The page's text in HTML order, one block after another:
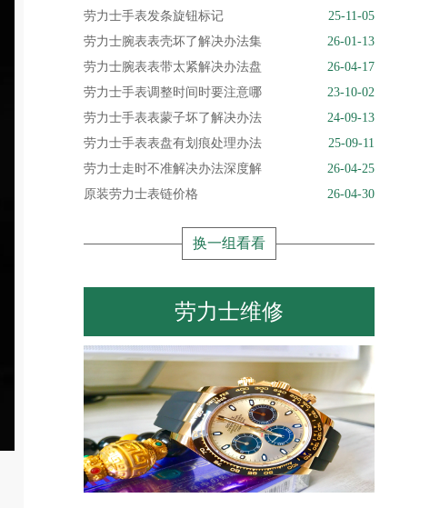
劳力士手表发条旋钮标记
25-11-05
劳力士腕表表壳坏了解决办法集
26-01-13
劳力士腕表表带太紧解决办法盘
26-04-17
劳力士手表调整时间时要注意哪
23-10-02
劳力士手表表蒙子坏了解决办法
24-09-13
劳力士手表表盘有划痕处理办法
25-09-11
劳力士走时不准解决办法深度解
26-04-25
原装劳力士表链价格
26-04-30
换一组看看
劳力士维修